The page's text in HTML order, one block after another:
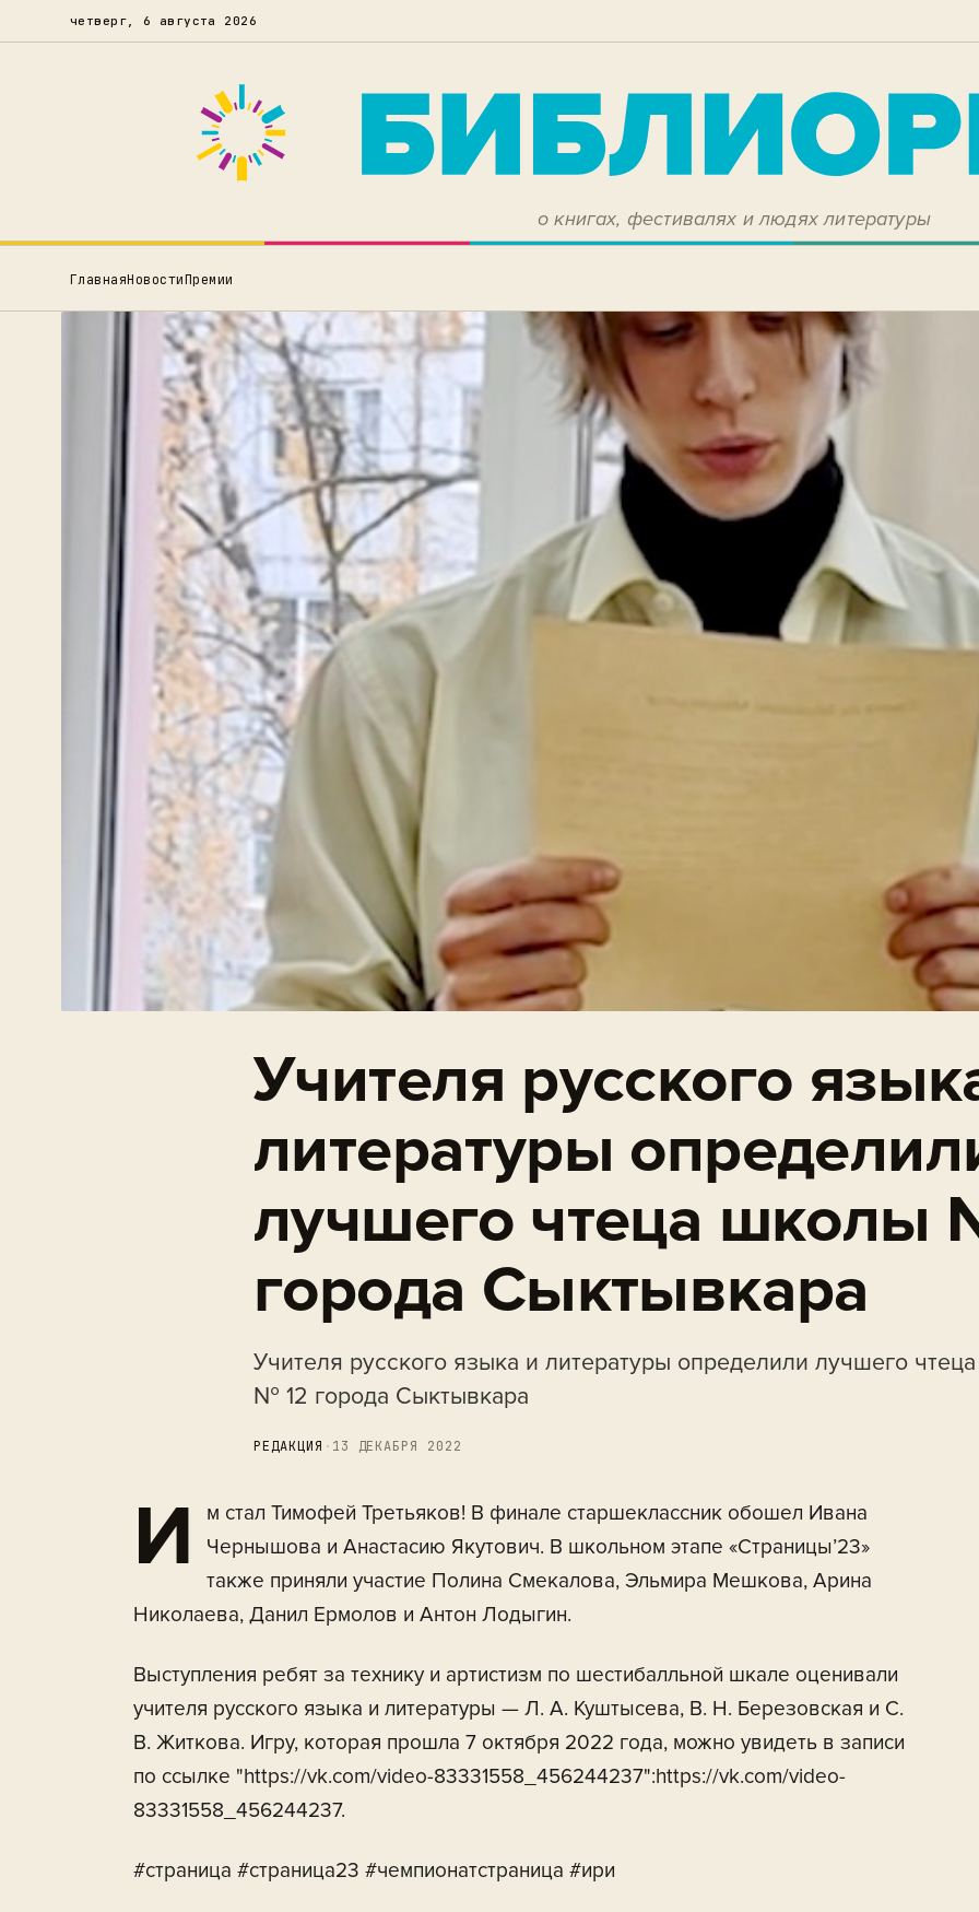
четверг, 6 августа 2026
о книгах, фестивалях и людях литературы
ГлавнаяНовостиПремии
Учителя русского
литературы
лучшего чтеца школы
города Сыктывкара
Учителя русского языка и литературы определили лучшего
№ 12 города Сыктывкара
РЕДАКЦИЯ · 13 ДЕКАБРЯ 2022
И
м стал Тимофей Третьяков! В финале старшеклассник обошел Ивана
Чернышова и Анастасию Якутович. В школьном этапе «Страницы’23»
также приняли участие Полина Смекалова, Эльмира Мешкова, Арина
Николаева, Данил Ермолов и Антон Лодыгин.
Выступления ребят за технику и артистизм по шестибалльной шкале оценивали
учителя русского языка и литературы — Л. А. Куштысева, В. Н. Березовская и С.
В. Житкова. Игру, которая прошла 7 октября 2022 года, можно увидеть в записи
по ссылке "https://vk.com/video-83331558_456244237":https://vk.com/video-
83331558_456244237.
#страница #страница23 #чемпионатстраница #ири